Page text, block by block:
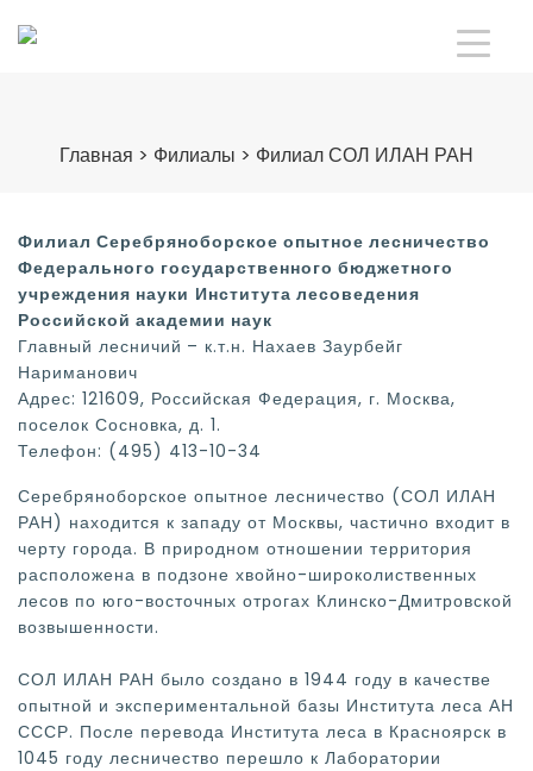
Главная > Филиалы > Филиал СОЛ ИЛАН РАН
Филиал Серебряноборское опытное лесничество
Федерального государственного бюджетного
учреждения науки Института лесоведения
Российской академии наук
Главный лесничий – к.т.н. Нахаев Заурбейг
Нариманович
Адрес: 121609, Российская Федерация, г. Москва,
поселок Сосновка, д. 1.
Телефон: (495) 413-10-34
Серебряноборское опытное лесничество (СОЛ ИЛАН
РАН) находится к западу от Москвы, частично входит в
черту города. В природном отношении территория
расположена в подзоне хвойно-широколиственных
лесов по юго-восточных отрогах Клинско-Дмитровской
возвышенности.
СОЛ ИЛАН РАН было создано в 1944 году в качестве
опытной и экспериментальной базы Института леса АН
СССР. После перевода Института леса в Красноярск в
1045 году лесничество перешло к Лаборатории